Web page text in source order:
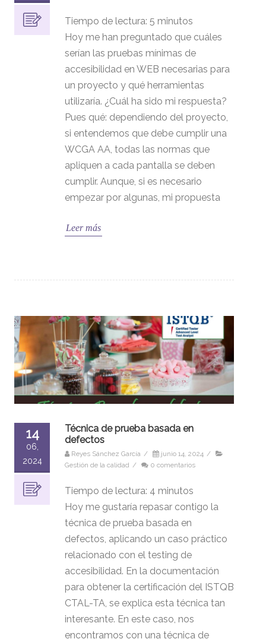
Tiempo de lectura: 5 minutos
Hoy me han preguntado que cuáles
serían las pruebas mínimas de
accesibilidad en WEB necesarias para
un proyecto y qué herramientas
utilizaría. ¿Cuál ha sido mi respuesta?
Pues qué: dependiendo del proyecto,
si entendemos que debe cumplir una
WCGA AA, todas las normas que
apliquen a cada pantalla se deben
cumplir. Aunque, si es necesario
empezar por algunas, mi propuesta
Leer más
14
06,
2024
Técnica de prueba basada en
defectos
Reyes Sánchez García / junio 14, 2024 /
Gestión de la calidad / 0 comentarios
Tiempo de lectura: 4 minutos
Hoy me gustaría repasar contigo la
técnica de prueba basada en
defectos, aplicando un caso práctico
relacionado con el testing de
accesibilidad. En la documentación
para obtener la certificación del ISTQB
CTAL-TA, se explica esta técnica tan
interesante. En este caso, nos
encontramos con una técnica de